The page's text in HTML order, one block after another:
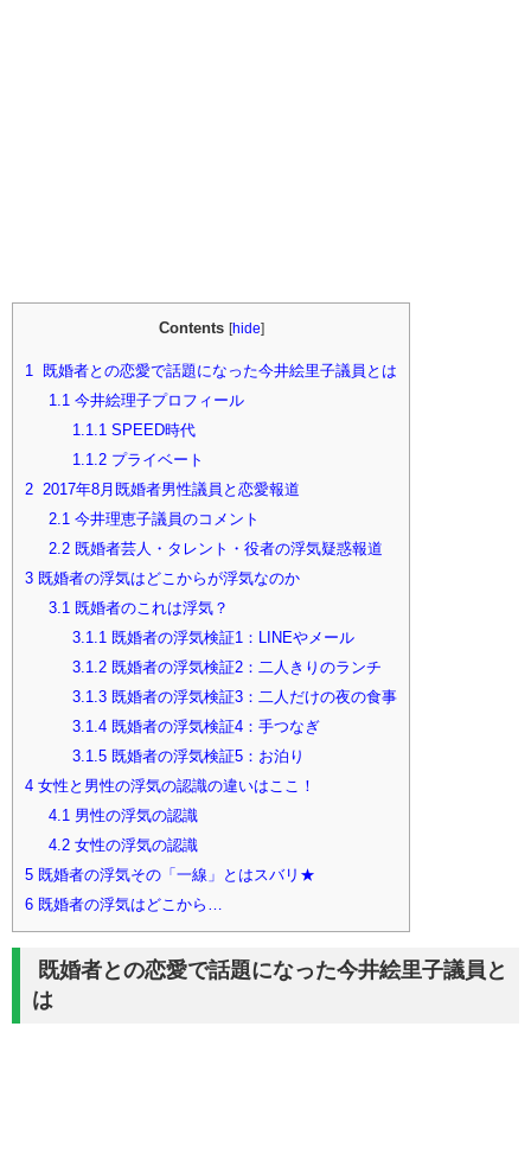
Contents [hide]
1 既婚者との恋愛で話題になった今井絵里子議員とは
1.1今井絵理子プロフィール
1.1.1SPEED時代
1.1.2プライベート
2 2017年8月既婚者男性議員と恋愛報道
2.1今井理恵子議員のコメント
2.2既婚者芸人・タレント・役者の浮気疑惑報道
3 既婚者の浮気はどこからが浮気なのか
3.1既婚者のこれは浮気？
3.1.1既婚者の浮気検証1：LINEやメール
3.1.2既婚者の浮気検証2：二人きりのランチ
3.1.3既婚者の浮気検証3：二人だけの夜の食事
3.1.4既婚者の浮気検証4：手つなぎ
3.1.5既婚者の浮気検証5：お泊り
4 女性と男性の浮気の認識の違いはここ！
4.1男性の浮気の認識
4.2女性の浮気の認識
5 既婚者の浮気その「一線」とはスバリ★
6 既婚者の浮気はどこから…
既婚者との恋愛で話題になった今井絵里子議員と
は